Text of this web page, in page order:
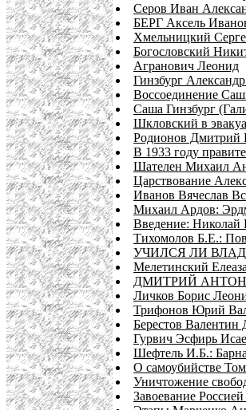
Серов Иван
БЕРГ Аксель
Хмельницкий
Богословский
Агранович Леонид
Гинзбург
Воссоединение
Саша Гинзбург
Шкловский в
Родионов Дмитрий
В 1933 году
Шателен Михаил
Царствование
Иванов Вячеслав
Михаил Ардов:
Введение: Николай
Тихомолов Б.Е.:
УЧИЛСЯ ЛИ
Мелетинский
ДМИТРИЙ
Личков Борис
Трифонов Юрий
Берестов
Гурвич Эсфирь
Шефтель И.Б.:
О самоубийстве
Уничтожение
Завоевание